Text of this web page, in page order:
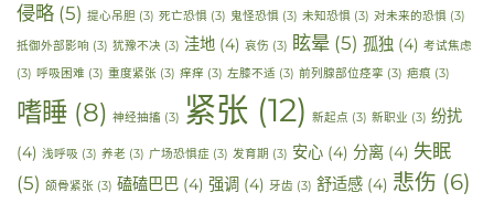
侵略 (5) 提心吊胆 (3) 死亡恐惧 (3) 鬼怪恐惧 (3) 未知恐惧 (3) 对未来的恐惧 (3)
抵御外部影响 (3) 犹豫不决 (3) 洼地 (4) 哀伤 (3) 眩晕 (5) 孤独 (4) 考试焦虑
(3) 呼吸困难 (3) 重度紧张 (3) 痒痒 (3) 左膝不适 (3) 前列腺部位痉挛 (3) 疤痕 (3)
嗜睡 (8) 神经抽搐 (3) 紧张 (12) 新起点 (3) 新职业 (3) 纷扰
(4) 浅呼吸 (3) 养老 (3) 广场恐惧症 (3) 发育期 (3) 安心 (4) 分离 (4) 失眠
(5) 颌骨紧张 (3) 磕磕巴巴 (4) 强调 (4) 牙齿 (3) 舒适感 (4) 悲伤 (6)